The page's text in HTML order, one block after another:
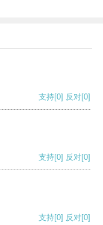
支持[0] 反对[0]
支持[0] 反对[0]
支持[0] 反对[0]